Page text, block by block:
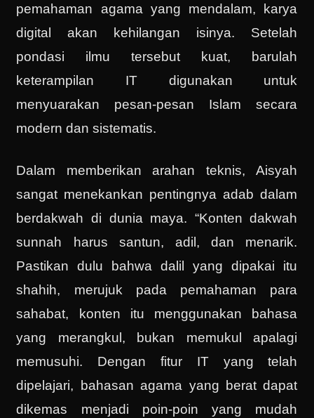
pemahaman agama yang mendalam, karya
digital akan kehilangan isinya. Setelah
pondasi ilmu tersebut kuat, barulah
keterampilan IT digunakan untuk
menyuarakan pesan-pesan Islam secara
modern dan sistematis.
Dalam memberikan arahan teknis, Aisyah
sangat menekankan pentingnya adab dalam
berdakwah di dunia maya. “Konten dakwah
sunnah harus santun, adil, dan menarik.
Pastikan dulu bahwa dalil yang dipakai itu
shahih, merujuk pada pemahaman para
sahabat, konten itu menggunakan bahasa
yang merangkul, bukan memukul apalagi
memusuhi. Dengan fitur IT yang telah
dipelajari, bahasan agama yang berat dapat
dikemas menjadi poin-poin yang mudah